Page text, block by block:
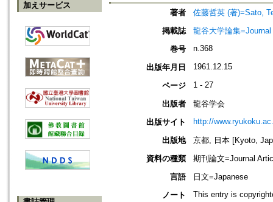
加えサービス
著者
佐藤哲英 (著)=Sato,
掲載誌
龍谷大学論集
巻号
n.368
出版年月日 1961.12.15
ページ 1 - 27
出版者
龍谷学会
出版サイト
http://
出版地
京都, 日本 [Kyoto,
資料の種類
期刊論文=Journal
言語
日文=Japanese
ノート
This entry is